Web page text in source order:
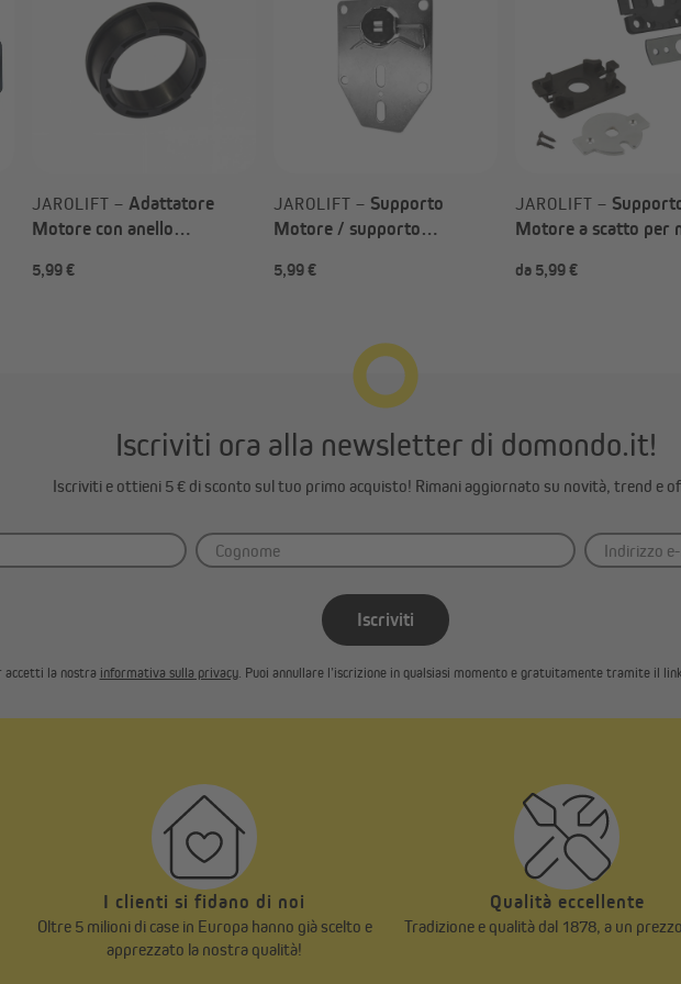
JAROLIFT – Adattatore
Motore con anello
tapparelle SL / JM |
5,99 €
JAROLIFT – Supporto
Motore / supporto
motori per tapparella TDEP
5,99 €
JAROLIFT –
Motore a scatto per
scelta)
da 5,99 €
Iscriviti ora alla newsletter di domondo.it!
Iscriviti e ottieni 5 € di sconto sul tuo primo acquisto! Rimani aggiornato su novità, trend e
Iscriviti
la nostra informativa sulla privacy. Puoi annullare l’iscrizione in qualsiasi momento e gratuitamente tramite il
I clienti si fidano di noi
Oltre 5 milioni di case in Europa hanno già scelto e
apprezzato la nostra qualità!
Qualità eccellente
Tradizione e qualità dal 1878, a un